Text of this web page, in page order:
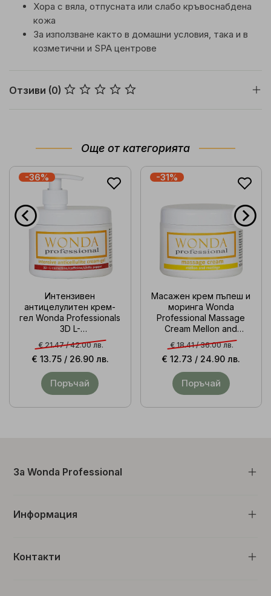
Хора с вяла, отпусната или слабо кръвоснабдена
кожа
За използване както в домашни условия, така и в
козметични и SPA центрове
Отзиви (0)
Още от категорията
-36%
Интензивен
антицелулитен крем-
гел Wonda Professionals
3D L-
carnetine/Caffeine/Chilly
Pepper 500ml
€ 21.47 /42.00 лв.
€ 13.75 / 26.90 лв.
Поръчай
-31%
Масажен крем пъпеш и
моринга Wonda
Professional Massage
Cream Mellon and
Moringa 500ml
€ 18.41 /36.00 лв.
€ 12.73 / 24.90 лв.
Поръчай
За Wonda Professional
Информация
Контакти